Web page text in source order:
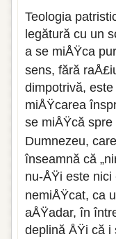
Teologia
legătură cu un
a se miÅŸca
sens, fără
dimpotrivă,
miÅŸcarea
se miÅŸcă
Dumnezeu,
înseamnă că
nu-ÅŸi este
nemiÅŸcat, ca
aÅŸadar, în
deplină ÅŸi că i